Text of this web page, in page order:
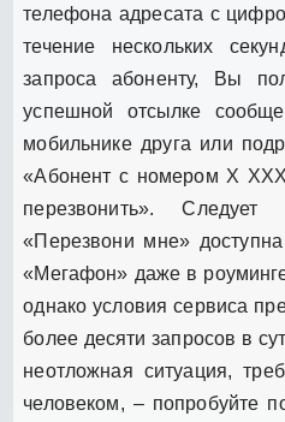
телефона адресата с
течение нескольких
запроса абоненту, Вы
успешной отсылке
мобильнике друга или
«Абонент с номером X
перезвонить». Следует
«Перезвони мне»
«Мегафон» даже в
однако условия сервиса
более десяти запросов в
неотложная ситуация,
человеком, – попробуйте